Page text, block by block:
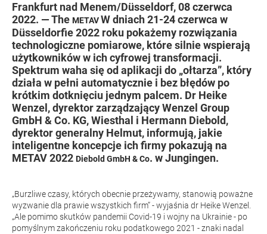
Frankfurt nad Menem/Düsseldorf, 08 czerwca
2022. — The METAVW dniach 21-24 czerwca w
Düsseldorfie 2022 roku pokażemy rozwiązania
technologiczne pomiarowe, które silnie wspierają
użytkowników w ich cyfrowej transformacji.
Spektrum waha się od aplikacji do „ołtarza”, który
działa w pełni automatycznie i bez błędów po
krótkim dotknięciu jednym palcem. Dr Heike
Wenzel, dyrektor zarządzający Wenzel Group
GmbH & Co. KG, Wiesthal i Hermann Diebold,
dyrektor generalny Helmut, informują, jakie
inteligentne koncepcje ich firmy pokazują na
METAV 2022 Diebold GmbH & Co. w Jungingen.
„Burzliwe czasy, których obecnie przeżywamy, stanowią poważne
wyzwanie dla prawie wszystkich firm” - wyjaśnia dr Heike Wenzel.
„Ale pomimo skutków pandemii Covid-19 i wojny na Ukrainie - po
pomyślnym zakończeniu roku podatkowego 2021 - znaki nadal